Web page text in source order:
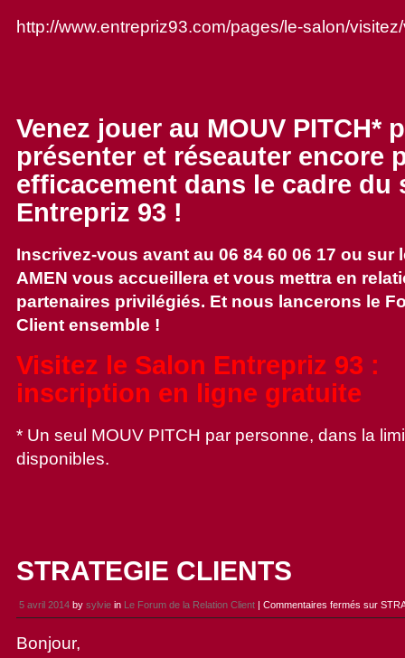
http://www.entrepriz93.com/pages/le-salon/
Venez jouer au MOUV PITCH*
présenter et réseauter encore
efficacement dans le cadre du
Entrepriz 93 !
Inscrivez-vous avant au 06 84 60 06 17 ou sur
AMEN vous accueillera et vous mettra en
partenaires privilégiés. Et nous lancerons le
Client ensemble !
Visitez le Salon Entrepriz 93 :
inscription en ligne gratuite
* Un seul MOUV PITCH par personne, dans la
disponibles.
STRATEGIE CLIENTS
5 avril 2014 by sylvie in Le Forum de la Relation Client | Commentaires fermés sur
Bonjour,